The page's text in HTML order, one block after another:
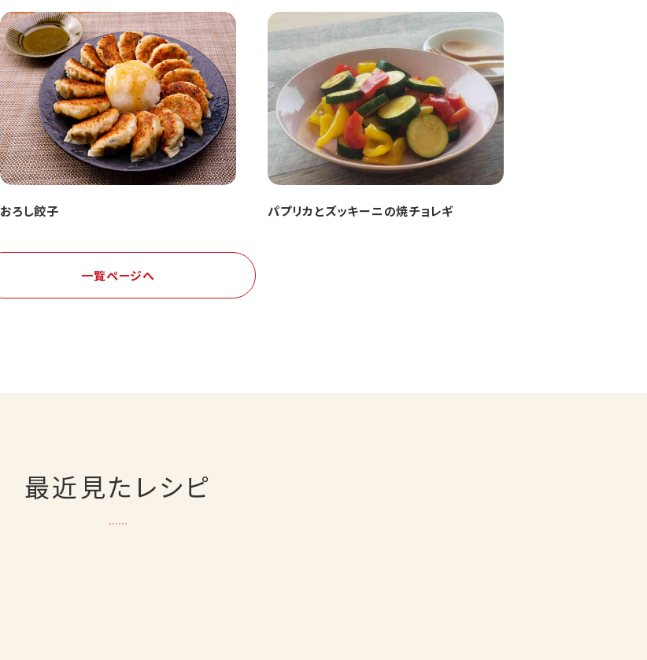
おろし餃子 パプリカとズッキーニの焼チョレギ
一覧ページへ
最近見たレシピ